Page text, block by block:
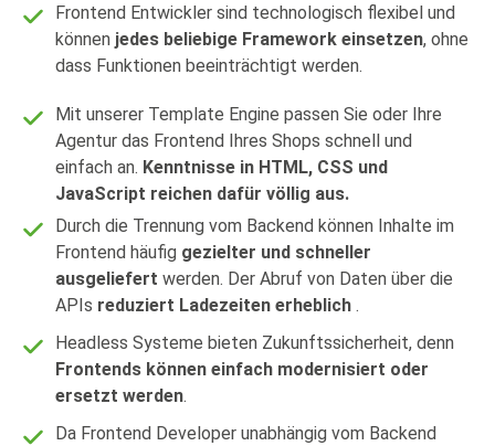
Frontend Entwickler sind technologisch flexibel und
können jedes beliebige Framework einsetzen, ohne
dass Funktionen beeinträchtigt werden.
Mit unserer Template Engine passen Sie oder Ihre
Agentur das Frontend Ihres Shops schnell und
einfach an. Kenntnisse in HTML, CSS und
JavaScript reichen dafür völlig aus.
Durch die Trennung vom Backend können Inhalte im
Frontend häufig gezielter und schneller
ausgeliefert werden. Der Abruf von Daten über die
APIs reduziert Ladezeiten erheblich .
Headless Systeme bieten Zukunftssicherheit, denn
Frontends können einfach modernisiert oder
ersetzt werden.
Da Frontend Developer unabhängig vom Backend